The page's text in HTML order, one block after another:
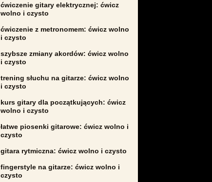
ćwiczenie gitary elektrycznej: ćwicz
wolno i czysto
ćwiczenie z metronomem: ćwicz wolno
i czysto
szybsze zmiany akordów: ćwicz wolno
i czysto
trening słuchu na gitarze: ćwicz wolno
i czysto
kurs gitary dla początkujących: ćwicz
wolno i czysto
łatwe piosenki gitarowe: ćwicz wolno i
czysto
gitara rytmiczna: ćwicz wolno i czysto
fingerstyle na gitarze: ćwicz wolno i
czysto